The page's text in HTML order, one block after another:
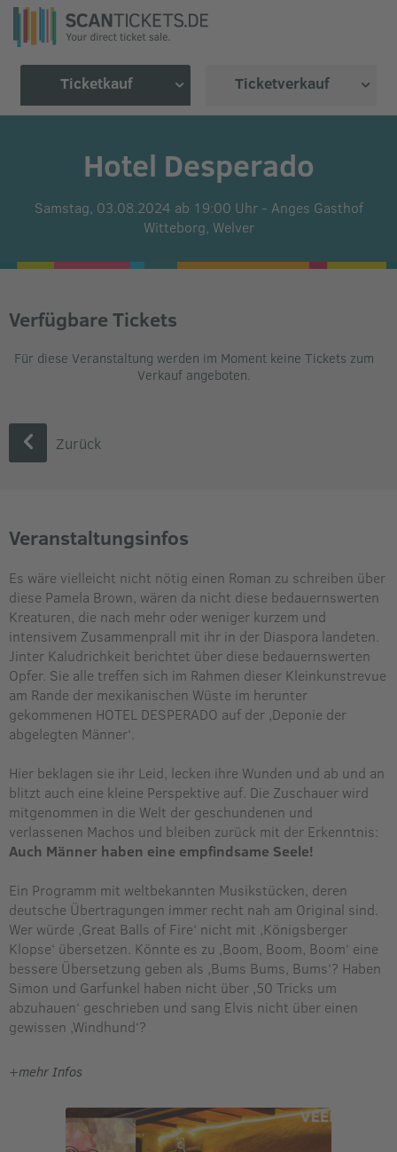
Ticketkauf Ticketverkauf
Hotel Desperado
Samstag, 03.08.2024 ab 19:00 Uhr - Anges Gasthof
Witteborg, Welver
Verfügbare Tickets
Für diese Veranstaltung werden im Moment keine Tickets zum
Verkauf angeboten.
Zurück
Veranstaltungsinfos
Es wäre vielleicht nicht nötig einen Roman zu schreiben über
diese Pamela Brown, wären da nicht diese bedauernswerten
Kreaturen, die nach mehr oder weniger kurzem und
intensivem Zusammenprall mit ihr in der Diaspora landeten.
Jinter Kaludrichkeit berichtet über diese bedauernswerten
Opfer. Sie alle treffen sich im Rahmen dieser Kleinkunstrevue
am Rande der mexikanischen Wüste im herunter
gekommenen HOTEL DESPERADO auf der ‚Deponie der
abgelegten Männer‘.
Hier beklagen sie ihr Leid, lecken ihre Wunden und ab und an
blitzt auch eine kleine Perspektive auf. Die Zuschauer wird
mitgenommen in die Welt der geschundenen und
verlassenen Machos und bleiben zurück mit der Erkenntnis:
Auch Männer haben eine empfindsame Seele!
Ein Programm mit weltbekannten Musikstücken, deren
deutsche Übertragungen immer recht nah am Original sind.
Wer würde ‚Great Balls of Fire‘ nicht mit ‚Königsberger
Klopse‘ übersetzen. Könnte es zu ‚Boom, Boom, Boom‘ eine
bessere Übersetzung geben als ‚Bums Bums, Bums‘? Haben
Simon und Garfunkel haben nicht über ‚50 Tricks um
abzuhauen‘ geschrieben und sang Elvis nicht über einen
gewissen ‚Windhund‘?
Mit dieser Veranstaltung
+mehr Infos